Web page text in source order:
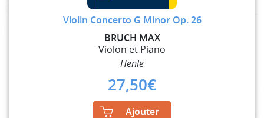
Violin Concerto G Minor Op. 26
BRUCH MAX
Violon et Piano
Henle
27,50€
Ajouter